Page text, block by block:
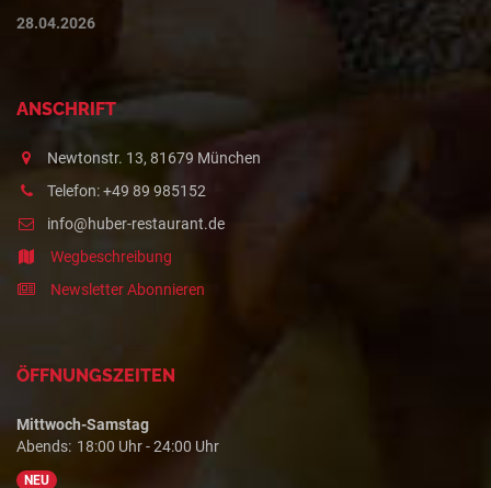
28.04.2026
ANSCHRIFT
Newtonstr. 13, 81679 München
Telefon: +49 89 985152
info@huber-restaurant.de
Wegbeschreibung
Newsletter Abonnieren
ÖFFNUNGSZEITEN
Mittwoch-Samstag
Abends: 18:00 Uhr - 24:00 Uhr
NEU